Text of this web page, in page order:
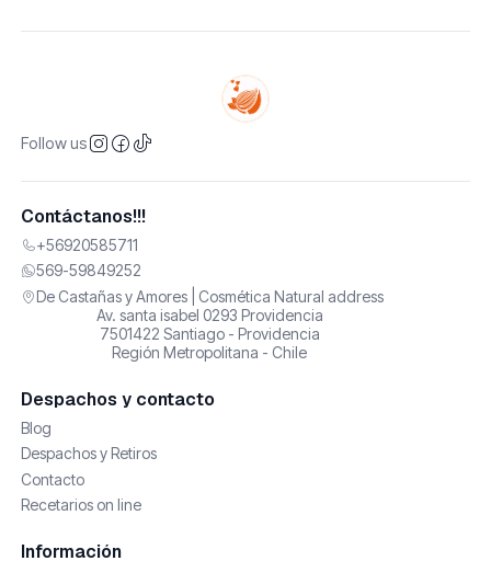
Follow us
Contáctanos!!!
+56920585711
569-59849252
De Castañas y Amores | Cosmética Natural address
Av. santa isabel 0293 Providencia
7501422 Santiago - Providencia
Región Metropolitana - Chile
Despachos y contacto
Blog
Despachos y Retiros
Contacto
Recetarios on line
Información